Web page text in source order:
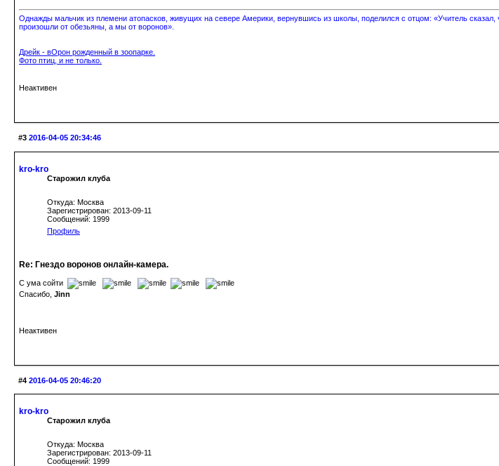
Однажды мальчик из племени атопасков, живущих на севере Америки, вернувшись из школы, поделился с отцом: «Учитель
произошли от обезьяны, а мы от воронов».
Дрейк - вОрон рожденный в зоопарке.
Фото птиц, и не только.
Неактивен
#3 2016-04-05 20:34:46
kro-kro
Старожил клуба
Откуда: Москва
Зарегистрирован: 2013-09-11
Сообщений: 1999
Профиль
Re: Гнездо воронов онлайн-камера.
С ума сойти
Спасибо, Jinn
Неактивен
#4 2016-04-05 20:46:20
kro-kro
Старожил клуба
Откуда: Москва
Зарегистрирован: 2013-09-11
Сообщений: 1999